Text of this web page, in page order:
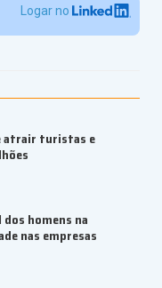
Logar no
atrair turistas e
homens na
nas empresas